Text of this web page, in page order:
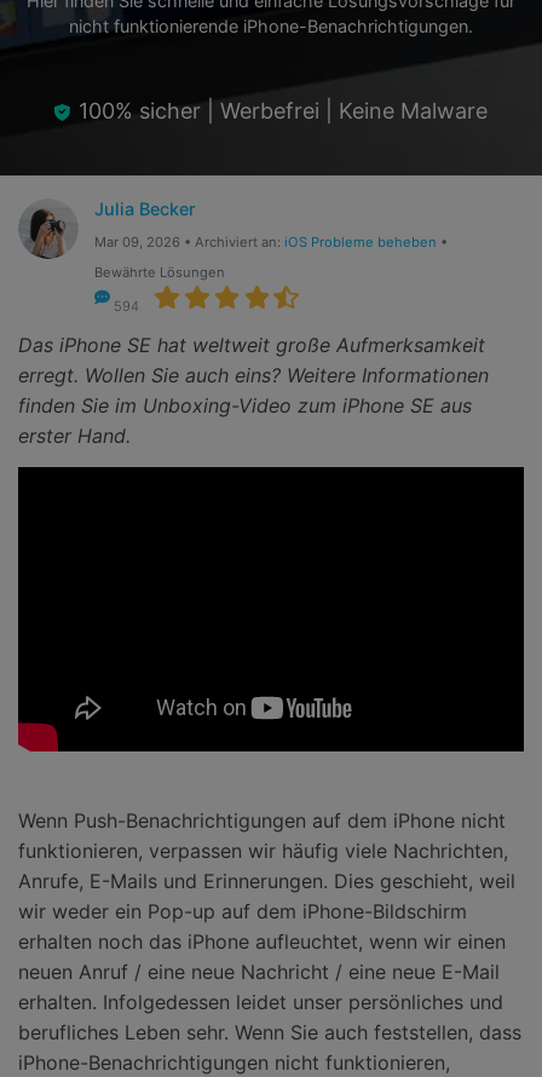
Support
Hilfe und Unterstützung erhalten
nicht funktionierende iPhone-Benachrichtigungen.
100% sicher | Werbefrei | Keine Malware
Julia Becker
Mar 09, 2026 • Archiviert an: iOS Probleme beheben •
Bewährte Lösungen
594
Das iPhone SE hat weltweit große Aufmerksamkeit
erregt. Wollen Sie auch eins? Weitere Informationen
finden Sie im Unboxing-Video zum iPhone SE aus
erster Hand.
Wenn Push-Benachrichtigungen auf dem iPhone nicht
funktionieren, verpassen wir häufig viele Nachrichten,
Anrufe, E-Mails und Erinnerungen. Dies geschieht, weil
wir weder ein Pop-up auf dem iPhone-Bildschirm
erhalten noch das iPhone aufleuchtet, wenn wir einen
neuen Anruf / eine neue Nachricht / eine neue E-Mail
erhalten. Infolgedessen leidet unser persönliches und
berufliches Leben sehr. Wenn Sie auch feststellen, dass
iPhone-Benachrichtigungen nicht funktionieren,